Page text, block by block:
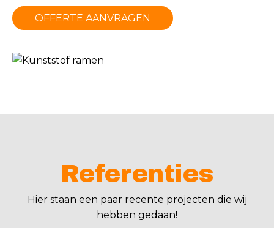
OFFERTE AANVRAGEN
Referenties
Hier staan een paar recente projecten die wij
hebben gedaan!